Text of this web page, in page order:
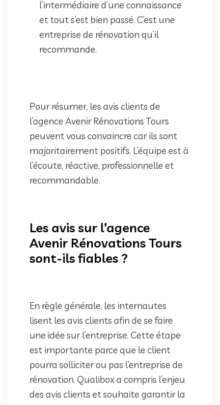
l’intermédiaire d’une connaissance
et tout s’est bien passé. C’est une
entreprise de rénovation qu’il
recommande.
Pour résumer, les avis clients de
l’agence Avenir Rénovations Tours
peuvent vous convaincre car ils sont
majoritairement positifs. L’équipe est à
l’écoute, réactive, professionnelle et
recommandable.
Les avis sur l’agence
Avenir Rénovations Tours
sont-ils fiables ?
En règle générale, les internautes
lisent les avis clients afin de se faire
une idée sur l’entreprise. Cette étape
est importante parce que le client
pourra solliciter ou pas l’entreprise de
rénovation. Qualibox a compris l’enjeu
des avis clients et souhaite garantir la